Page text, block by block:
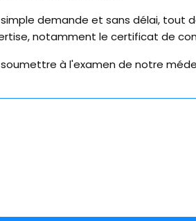
demande et sans délai, tout
notamment le certificat de
à l'examen de notre